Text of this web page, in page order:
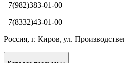
+7(982)383-01-00
+7(8332)43-01-00
Россия, г. Киров, ул.